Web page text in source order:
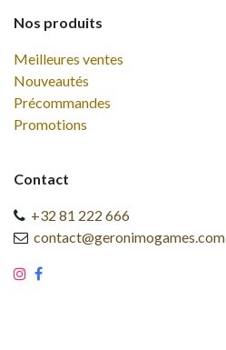
Nos produits
Meilleures ventes
Nouveautés
Précommandes
Promotions
Contact
+32 81 222 666
contact@geronimogames.com